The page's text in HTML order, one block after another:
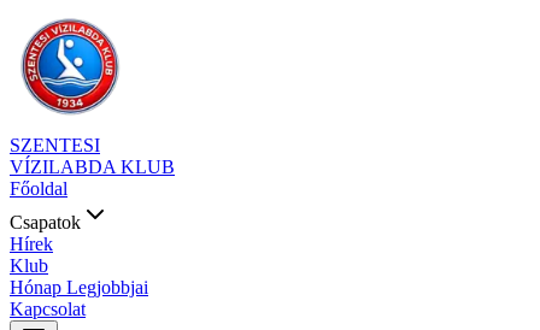
SZENTESI
VÍZILABDA KLUB
Főoldal
Csapatok
Hírek
Klub
Hónap Legjobbjai
Kapcsolat